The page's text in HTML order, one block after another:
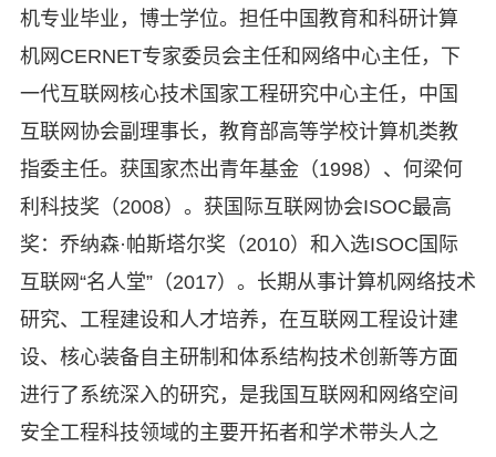
机专业毕业，博士学位。担任中国教育和科研计算
机网CERNET专家委员会主任和网络中心主任，下
一代互联网核心技术国家工程研究中心主任，中国
互联网协会副理事长，教育部高等学校计算机类教
指委主任。获国家杰出青年基金（1998）、何梁何
利科技奖（2008）。获国际互联网协会ISOC最高
奖：乔纳森·帕斯塔尔奖（2010）和入选ISOC国际
互联网“名人堂”（2017）。长期从事计算机网络技术
研究、工程建设和人才培养，在互联网工程设计建
设、核心装备自主研制和体系结构技术创新等方面
进行了系统深入的研究，是我国互联网和网络空间
安全工程科技领域的主要开拓者和学术带头人之